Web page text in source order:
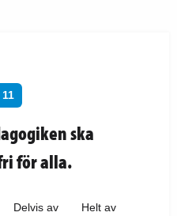
11
ska
för alla.
Delvis av
Helt av